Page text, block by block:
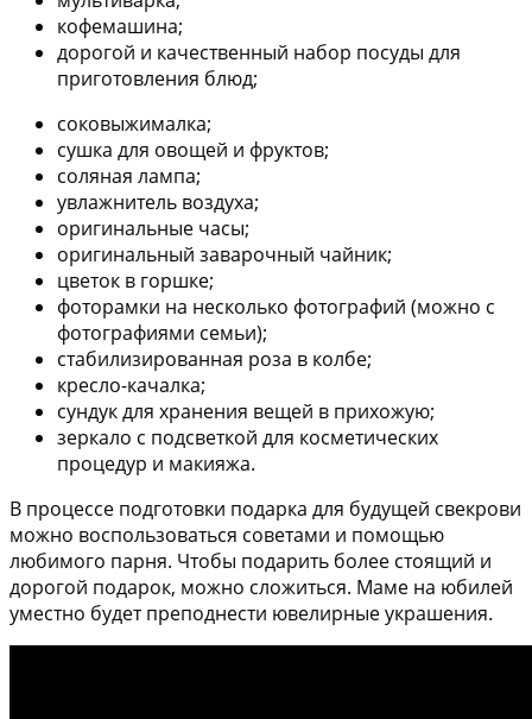
кофемашина;
дорогой и качественный набор посуды для
приготовления блюд;
соковыжималка;
сушка для овощей и фруктов;
соляная лампа;
увлажнитель воздуха;
оригинальные часы;
оригинальный заварочный чайник;
цветок в горшке;
фоторамки на несколько фотографий (можно с
фотографиями семьи);
стабилизированная роза в колбе;
кресло-качалка;
сундук для хранения вещей в прихожую;
зеркало с подсветкой для косметических
процедур и макияжа.
В процессе подготовки подарка для будущей свекрови
можно воспользоваться советами и помощью
любимого парня. Чтобы подарить более стоящий и
дорогой подарок, можно сложиться. Маме на юбилей
уместно будет преподнести ювелирные украшения.